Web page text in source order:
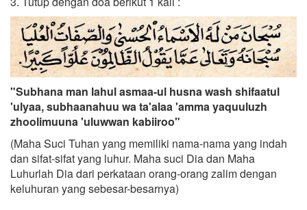
"Subhana man lahul asmaa-ul husna wash shifaatul
'ulyaa, subhaanahuu wa ta'alaa 'amma yaquuluzh
zhoolimuuna 'uluwwan kabiiroo"
(Maha Suci Tuhan yang memiliki nama-nama yang indah
dan sifat-sifat yang luhur. Maha suci Dia dan Maha
Luhurlah Dia dari perkataan orang-orang zalim dengan
keluhuran yang sebesar-besarnya)